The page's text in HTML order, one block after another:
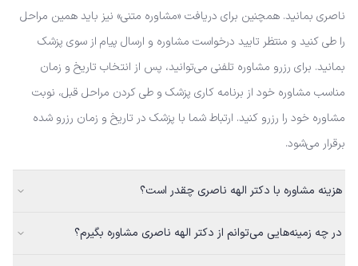
ناصری بمانید. همچنین برای دریافت «مشاوره متنی» نیز باید همین مراحل
را طی کنید و منتظر تایید درخواست مشاوره و ارسال پیام از سوی پزشک
بمانید. برای رزرو مشاوره تلفنی می‌توانید، پس از انتخاب تاریخ و زمان
مناسب مشاوره خود از برنامه کاری پزشک و طی کردن مراحل قبل، نوبت
مشاوره خود را رزرو کنید. ارتباط شما با پزشک در تاریخ و زمان رزرو شده
برقرار می‌شود.
هزینه مشاوره با دکتر الهه ناصری چقدر است؟
در چه زمینه‌هایی می‌توانم از دکتر الهه ناصری مشاوره بگیرم؟